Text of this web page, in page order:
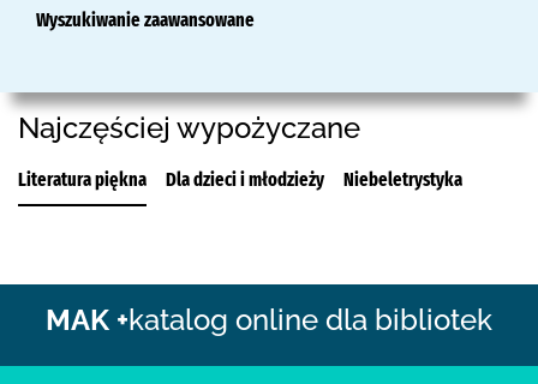
Wyszukiwanie zaawansowane
Najczęściej wypożyczane
Literatura piękna Dla dzieci i młodzieży Niebeletrystyka
MAK +katalog online dla bibliotek